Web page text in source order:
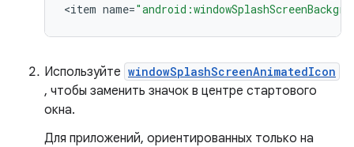
<item name=
Используйте windowSplashScreenAnimatedIcon
, чтобы заменить значок в центре стартового
окна.
Для приложений, ориентированных только на